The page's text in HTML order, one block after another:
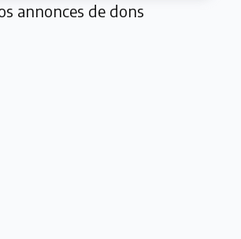
annonces de dons